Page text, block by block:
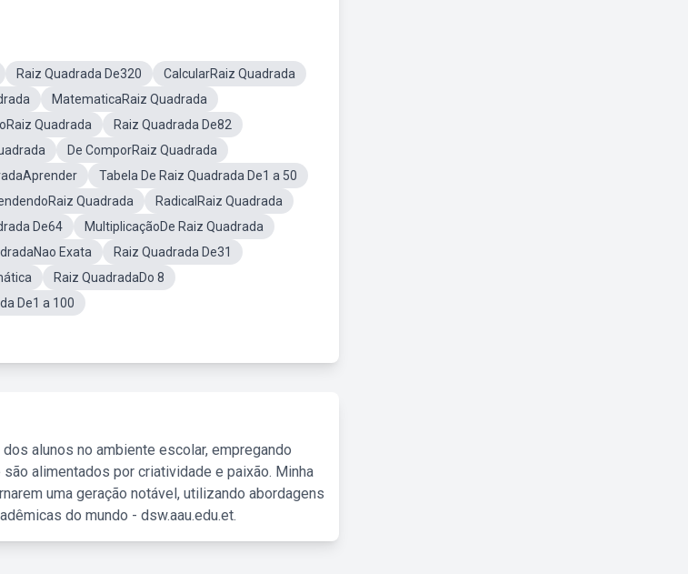
Raiz Quadrada De320
CalcularRaiz Quadrada
MatematicaRaiz Quadrada
Quadrada
Raiz Quadrada De82
De ComporRaiz Quadrada
Tabela De Raiz Quadrada De1 a 50
Quadrada
RadicalRaiz Quadrada
De64
MultiplicaçãoDe Raiz Quadrada
Exata
Raiz Quadrada De31
Raiz QuadradaDo 8
De1 a 100
alunos no ambiente escolar, empregando
alimentados por criatividade e paixão. Minha
uma geração notável, utilizando abordagens
do mundo - dsw.aau.edu.et.